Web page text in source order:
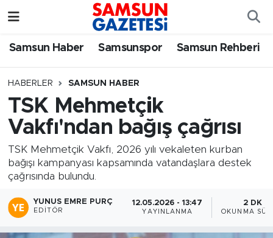
Samsun Haber Samsunspor Samsun Rehberi
HABERLER SAMSUN HABER
TSK Mehmetçik
Vakfı'ndan bağış çağrısı
TSK Mehmetçik Vakfı, 2026 yılı vekaleten kurban
bağışı kampanyası kapsamında vatandaşlara destek
çağrısında bulundu.
YUNUS EMRE PURÇ
EDITÖR
12.05.2026 - 13:47
YAYINLANMA
2 DK
OKUNMA
Samsun Haber
Samsun Rehberi
Samsun Nöbetçi Eczaneler
SAMSUN Namaz Vakitleri
Samsun Trafik Yoğunluk Haritası
Süper Lig Puan Durumu ve Fikstür
Tüm Manşetler
Son Dakika Haberleri